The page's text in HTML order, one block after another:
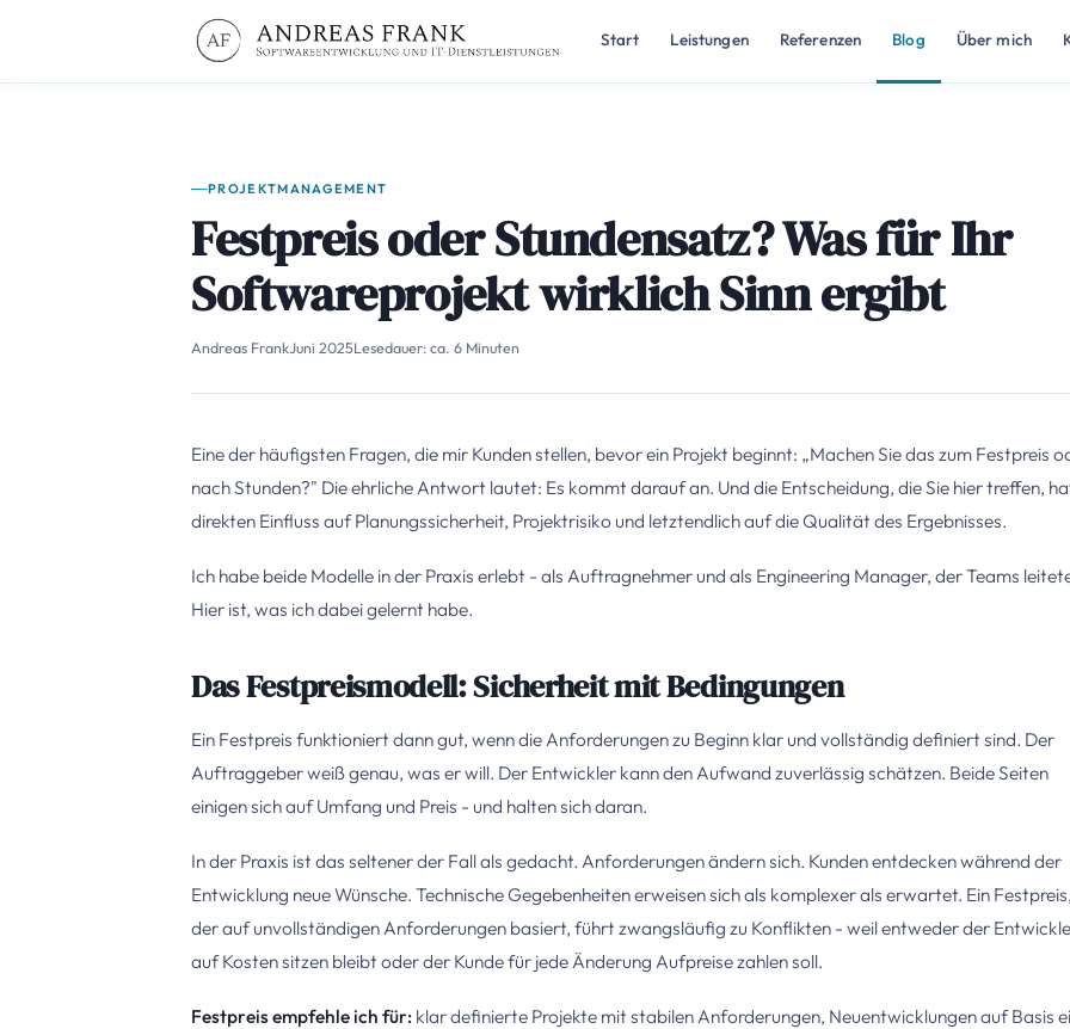
Start Leistungen Referenzen Blog Über mich
PROJEKTMANAGEMENT
Festpreis oder Stundensatz? Was für Ihr
Softwareprojekt wirklich Sinn ergibt
Andreas FrankJuni 2025Lesedauer: ca. 6 Minuten
Eine der häufigsten Fragen, die mir Kunden stellen, bevor ein Projekt beginnt: „Machen Sie das zum Festpreis
nach Stunden?" Die ehrliche Antwort lautet: Es kommt darauf an. Und die Entscheidung, die Sie hier treffen,
direkten Einfluss auf Planungssicherheit, Projektrisiko und letztendlich auf die Qualität des Ergebnisses.
Ich habe beide Modelle in der Praxis erlebt - als Auftragnehmer und als Engineering Manager, der Teams
Hier ist, was ich dabei gelernt habe.
Das Festpreismodell: Sicherheit mit Bedingungen
Ein Festpreis funktioniert dann gut, wenn die Anforderungen zu Beginn klar und vollständig definiert sind. Der
Auftraggeber weiß genau, was er will. Der Entwickler kann den Aufwand zuverlässig schätzen. Beide Seiten
einigen sich auf Umfang und Preis - und halten sich daran.
In der Praxis ist das seltener der Fall als gedacht. Anforderungen ändern sich. Kunden entdecken während der
Entwicklung neue Wünsche. Technische Gegebenheiten erweisen sich als komplexer als erwartet. Ein Festpreis,
der auf unvollständigen Anforderungen basiert, führt zwangsläufig zu Konflikten - weil entweder der
auf Kosten sitzen bleibt oder der Kunde für jede Änderung Aufpreise zahlen soll.
Festpreis empfehle ich für: klar definierte Projekte mit stabilen Anforderungen, Neuentwicklungen auf Basis